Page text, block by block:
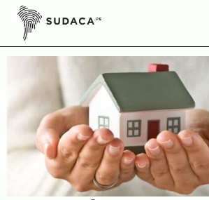
Skip
contentCasa